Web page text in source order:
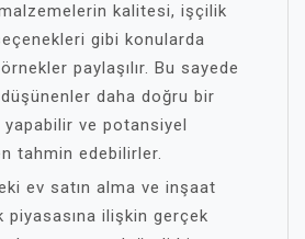
kalitesi, işçilik
gibi konularda
paylaşılır. Bu sayede
daha doğru bir
ve potansiyel
tahmin edebilirler.
ev satın alma ve inşaat
piyasasına ilişkin gerçek